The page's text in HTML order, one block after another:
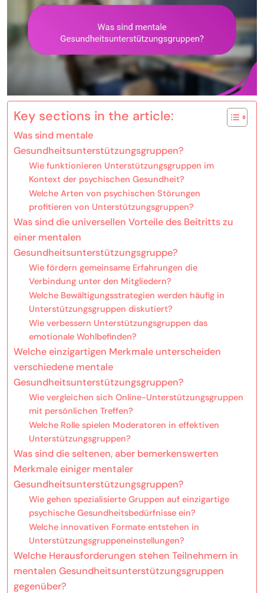
Key sections in the article:
Was sind mentale
Gesundheitsunterstützungsgruppen?
Wie funktionieren Unterstützungsgruppen im
Kontext der psychischen Gesundheit?
Welche Arten von psychischen Störungen
profitieren von Unterstützungsgruppen?
Was sind die universellen Vorteile des Beitritts zu
einer mentalen
Gesundheitsunterstützungsgruppe?
Wie fördern gemeinsame Erfahrungen die
Verbindung unter den Mitgliedern?
Welche Bewältigungsstrategien werden häufig in
Unterstützungsgruppen diskutiert?
Wie verbessern Unterstützungsgruppen das
emotionale Wohlbefinden?
Welche einzigartigen Merkmale unterscheiden
verschiedene mentale
Gesundheitsunterstützungsgruppen?
Wie vergleichen sich Online-Unterstützungsgruppen
mit persönlichen Treffen?
Welche Rolle spielen Moderatoren in effektiven
Unterstützungsgruppen?
Was sind die seltenen, aber bemerkenswerten
Merkmale einiger mentaler
Gesundheitsunterstützungsgruppen?
Wie gehen spezialisierte Gruppen auf einzigartige
psychische Gesundheitsbedürfnisse ein?
Welche innovativen Formate entstehen in
Unterstützungsgruppeneinstellungen?
Welche Herausforderungen stehen Teilnehmern in
mentalen Gesundheitsunterstützungsgruppen
gegenüber?